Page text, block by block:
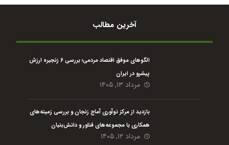
آخرین مطالب
الگوهای موفق اقتصاد مردمی؛ بررسی ۶ زنجیره ارزش
پیشرو در ایران
مرداد ۱۳, ۱۴۰۵
بازدید از مرکز نوآوری آماج زنجان و بررسی زمینه‌های
همکاری با مجموعه‌های فناور و دانش‌بنیان
مرداد ۱۲, ۱۴۰۵